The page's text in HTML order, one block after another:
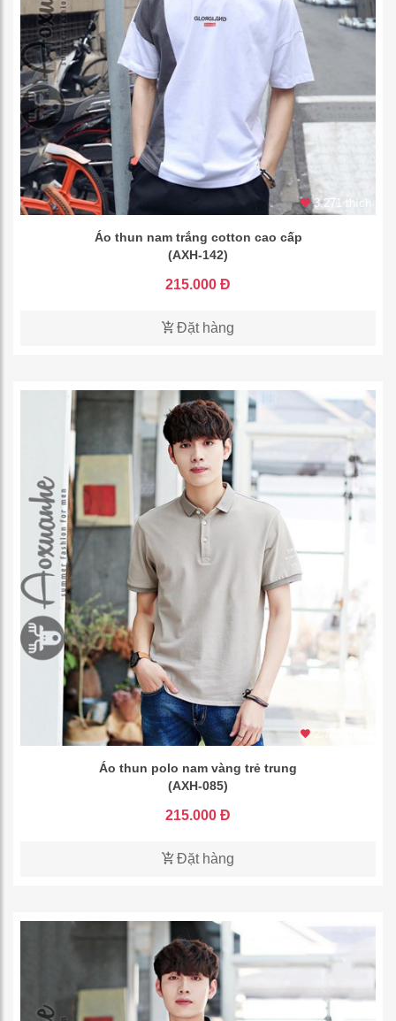
3.271 thích
Áo thun nam trắng cotton cao cấp
(AXH-142)
215.000 Đ
Đặt hàng
2.786 thích
Áo thun polo nam vàng trẻ trung
(AXH-085)
215.000 Đ
Đặt hàng